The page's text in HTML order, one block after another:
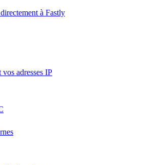
à Fastly
adresses IP